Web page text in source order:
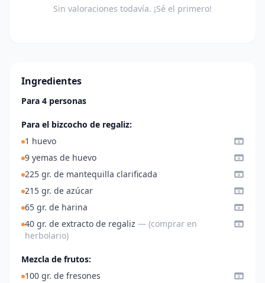
Sin valoraciones todavía. ¡Sé el primero!
Ingredientes
Para 4 personas
Para el bizcocho de regaliz:
1 huevo
9 yemas de huevo
225 gr. de mantequilla clarificada
215 gr. de azúcar
65 gr. de harina
40 gr. de extracto de regaliz — (comprar en
herbolario)
Mezcla de frutos:
100 gr. de fresones